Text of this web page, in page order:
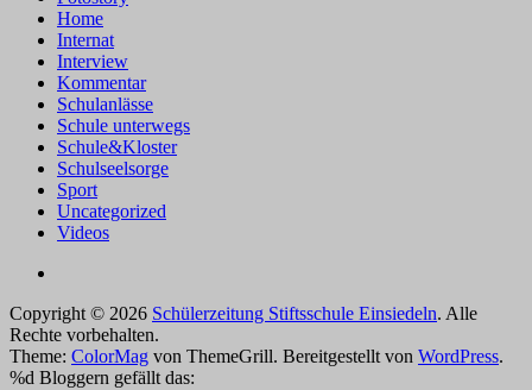
Home
Internat
Interview
Kommentar
Schulanlässe
Schule unterwegs
Schule&Kloster
Schulseelsorge
Sport
Uncategorized
Videos
Copyright © 2026 Schülerzeitung Stiftsschule Einsiedeln. Alle
Rechte vorbehalten.
Theme: ColorMag von ThemeGrill. Bereitgestellt von WordPress.
%d Bloggern gefällt das: